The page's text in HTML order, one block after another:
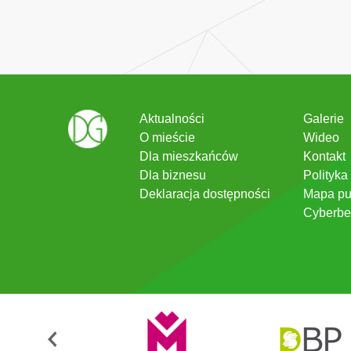
Aktualności
O mieście
Dla mieszkańców
Dla biznesu
Deklaracja dostępności
Galerie
Wideo
Kontakt
Mapa